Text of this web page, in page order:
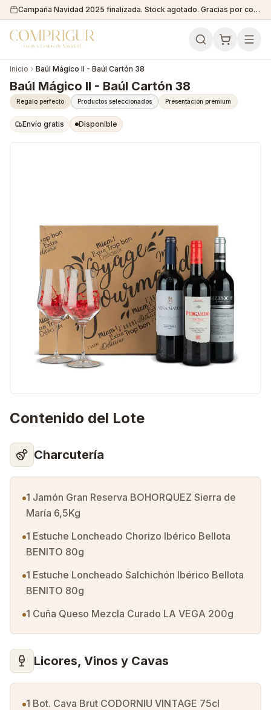
Campaña Navidad 2025 finalizada. Stock agotado. Gracias por confiar en nosotros!
Inicio Baúl Mágico II - Baúl Cartón 38
Baúl Mágico II - Baúl Cartón 38
Regalo perfecto Productos seleccionados Presentación premium
Envío gratis Disponible
Contenido del Lote
Charcutería
1 Jamón Gran Reserva BOHORQUEZ Sierra de
María 6,5Kg
1 Estuche Loncheado Chorizo Ibérico Bellota
BENITO 80g
1 Estuche Loncheado Salchichón Ibérico Bellota
BENITO 80g
1 Cuña Queso Mezcla Curado LA VEGA 200g
Licores, Vinos y Cavas
1 Bot. Cava Brut CODORNIU VINTAGE 75cl